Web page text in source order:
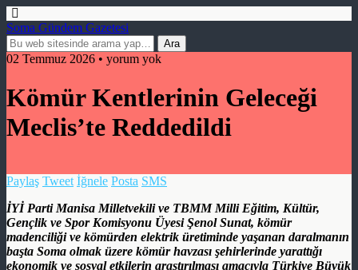
Soma Gündem Gazetesi
02 Temmuz 2026 • yorum yok
Kömür Kentlerinin Geleceği
Meclis’te Reddedildi
Paylaş Tweet İğnele Posta SMS
İYİ Parti Manisa Milletvekili ve TBMM Milli Eğitim, Kültür,
Gençlik ve Spor Komisyonu Üyesi Şenol Sunat, kömür
madenciliği ve kömürden elektrik üretiminde yaşanan daralmanın
başta Soma olmak üzere kömür havzası şehirlerinde yarattığı
ekonomik ve sosyal etkilerin araştırılması amacıyla Türkiye Büyük